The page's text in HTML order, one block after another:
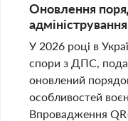
Оновлення
У 2026 році в
спори з ДПС,
оновлений
особливостей
Впровадження